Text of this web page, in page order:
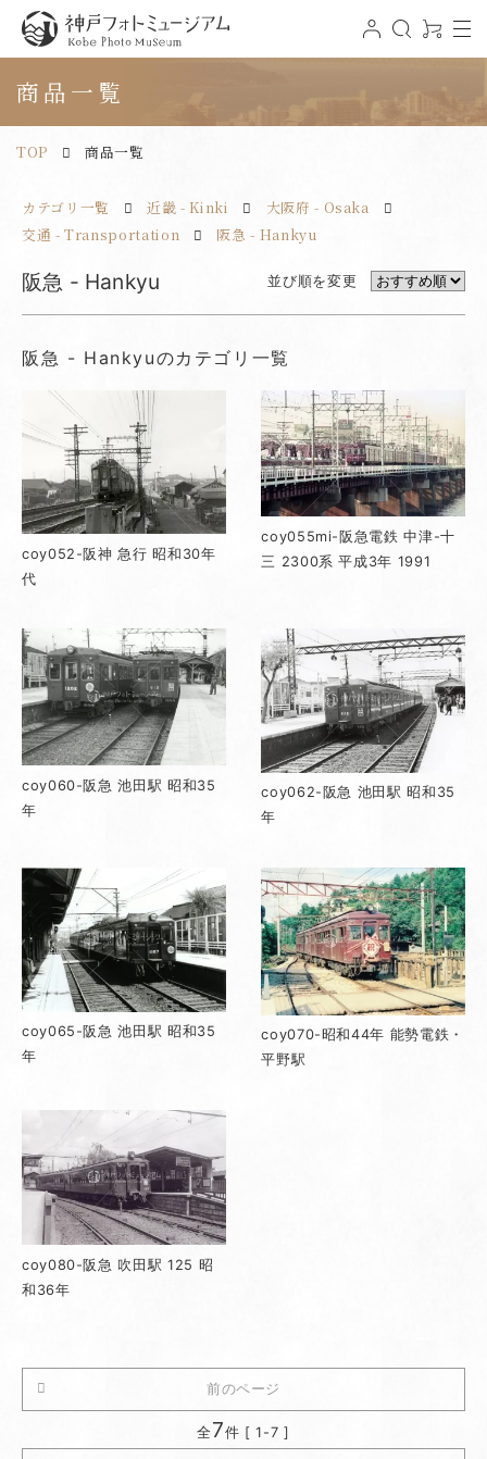
神戸フォトミュージアム
ロ
グ 索
0
ア
t
g
a
商品一覧
TOP 商品一覧
カテゴリ一覧 近畿 - Kinki
大阪府 - Osaka
交通 - Transportation
阪急 - Hankyu
阪急 - Hankyu 並び順を変更
阪急 - Hankyuのカテゴリ一覧
coy052-阪神 急行 昭和30年
代
coy055mi-阪急電鉄 中津-十
三 2300系 平成3年 1991
coy060-阪急 池田駅 昭和35
年
coy062-阪急 池田駅 昭和35
年
coy065-阪急 池田駅 昭和35
年
coy070-昭和44年 能勢電鉄・
平野駅
coy080-阪急 吹田駅 125 昭
和36年
前のページ
全7件 [ 1-7 ]